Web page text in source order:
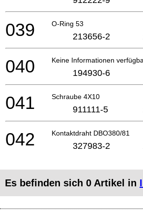
O-Ring 53
039 213656-2
Keine Informationen
040 194930-6
Schraube 4X10
041 911111-5
Kontaktdraht DBO380/81
042 327983-2
Es befinden sich 0 Artikel in